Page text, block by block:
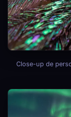
Close-up de